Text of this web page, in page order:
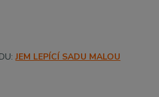
JEM LEPÍCÍ SADU MALOU